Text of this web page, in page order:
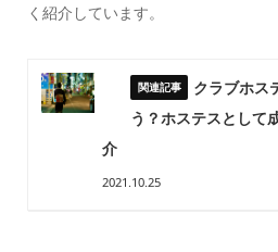
く紹介しています。
クラブホス
う？ホステスとして
介
2021.10.25